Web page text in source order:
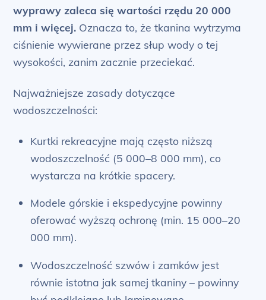
wyprawy zaleca się wartości rzędu 20 000
mm i więcej. Oznacza to, że tkanina wytrzyma
ciśnienie wywierane przez słup wody o tej
wysokości, zanim zacznie przeciekać.
Najważniejsze zasady dotyczące
wodoszczelności:
Kurtki rekreacyjne mają często niższą
wodoszczelność (5 000–8 000 mm), co
wystarcza na krótkie spacery.
Modele górskie i ekspedycyjne powinny
oferować wyższą ochronę (min. 15 000–20
000 mm).
Wodoszczelność szwów i zamków jest
równie istotna jak samej tkaniny – powinny